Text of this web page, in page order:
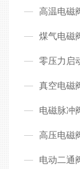
高温电磁
煤气电磁
零压力启
真空电磁
电磁脉冲
高压电磁
电动二通